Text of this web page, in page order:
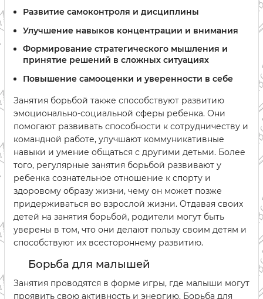
Развитие самоконтроля и дисциплины
Улучшение навыков концентрации и внимания
Формирование стратегического мышления и
принятие решений в сложных ситуациях
Повышение самооценки и уверенности в себе
Занятия борьбой также способствуют развитию
эмоционально-социальной сферы ребенка. Они
помогают развивать способности к сотрудничеству и
командной работе, улучшают коммуникативные
навыки и умение общаться с другими детьми. Более
того, регулярные занятия борьбой развивают у
ребенка сознательное отношение к спорту и
здоровому образу жизни, чему он может позже
придерживаться во взрослой жизни. Отдавая своих
детей на занятия борьбой, родители могут быть
уверены в том, что они делают пользу своим детям и
способствуют их всестороннему развитию.
Борьба для малышей
Занятия проводятся в форме игры, где малыши могут
проявить свою активность и энергию. Борьба для